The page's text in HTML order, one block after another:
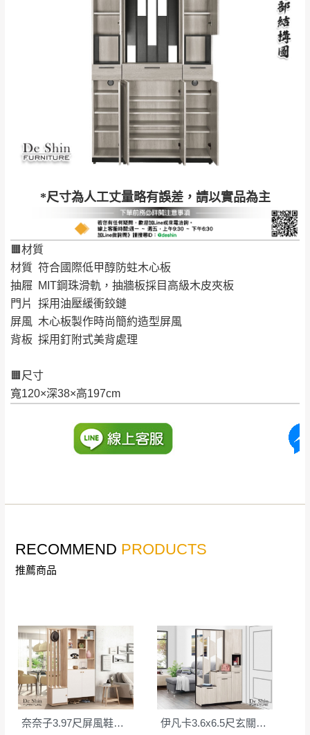
*尺寸為人工丈量略有誤差，請以實品為主
🟧材質
材質 符合國際低甲醇防蛀木心板
抽屜 MIT鋼珠滑軌，抽牆板採目高級木皮夾板
門片 採用油壓緩衝鉸鏈
屏風 木心板製作時尚簡約造型屏風
背板 採用釘附式美背處理
🟧尺寸
寬120×深38×高197cm
$ 9,000以上：免
運費
NT$500元
＊A108產品另收運費
卓蘭鎮、三灣、通
霄山區、西湖、泰
安鄉、大湖鄉、頭
配送天數：5~14天
到貨時間：指定送貨日當天以電話聯絡確認
台北市、新北市地區固定每周(三)、(日)兩天收送貨
暫無配送地區 ：彰化、南投、雲林、嘉義、台南、高
雄、屏東、宜蘭、 花蓮、台東、金門、馬祖、澎湖地區
（可於LINE線上詢問 →
加收說明
法順利配送，本公司除了盡最大努力完成配送外，視
狀況保有出貨的權利。
因大型傢俱有組裝、配送的問題，並非一般快速到貨
商品，無法指定特定時間送達，司機當天到貨前皆會
再與您通知，讓您不用整天在家等貨，以免浪費你的
寶貴時間。
如遇自然災害、政府宣布之災害警報等不可抗力情
事，而危及運送人員輸送之安全，本司得視狀況延後
由於百貨公司配送較為不易，故暫無法配送
至百貨公司內部。
若您選擇三聯式或索取兩聯式發票，發票將於商品
完成出貨15個工作天另行寄出，另外約加上2~7個
工作天內送達，如遇國定假日將順延寄送。
退換貨說明：
公司客服人員，我們將為您更換新品，運費
皆由本站負責，所有退回及換貨之商品必須
是全新狀態且完整包裝，床墊、床包、枕頭
包裝、廠商紙及所有附隨文件或資料之完整
性)，若未依照上述方式處理，恕無法接受退
貨。
由於透過電腦螢幕選購商品，可能會因個人
電腦螢幕的設定色差或解析度等因素， 與實
訂購前詳加確認。(包含商品尺寸是否合適)。
丈量，難免會有些許誤差值(約正負0.5CM)
詳細尺寸以實品為主。
辦理退換貨。
期，商品使用年限，因客人使用習慣、居家
環境不同。若屬人為因素導致商品損壞、零
件短缺，則維修、搬運費用，需由消費者自
行吸收(另事先與消費者報價，消費者同意將
會進行維修)。
到貨7日內為鑑賞期(注意:鑑賞期非試用期)，
RECOMMEND PRODUCTS
推薦商品
奈奈子3.97尺屏風鞋櫃(1805+1806+1804) 伊凡卡3.6x6.5尺玄關組合鞋櫃(全組)